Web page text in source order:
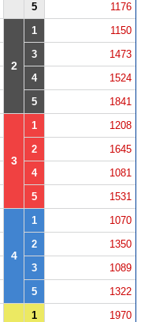
5 1176
2
1
1150
3
1473
4
1524
5 1841
3
1
1208
2
1645
4
1081
5 1531
4
1
1070
2
1350
3
1089
5 1322
1
1970